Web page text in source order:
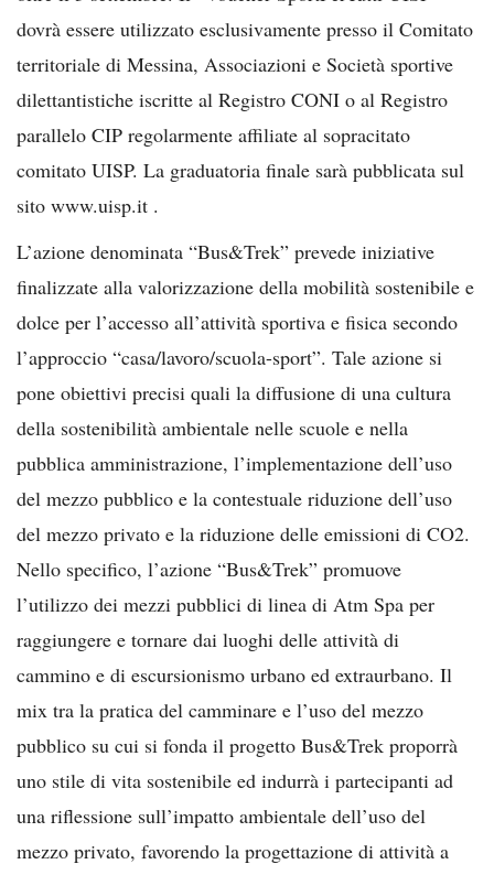
dovrà essere utilizzato esclusivamente presso il Comitato
territoriale di Messina, Associazioni e Società sportive
dilettantistiche iscritte al Registro CONI o al Registro
parallelo CIP regolarmente affiliate al sopracitato
comitato UISP. La graduatoria finale sarà pubblicata sul
sito www.uisp.it .
L’azione denominata “Bus&Trek” prevede iniziative
finalizzate alla valorizzazione della mobilità sostenibile e
dolce per l’accesso all’attività sportiva e fisica secondo
l’approccio “casa/lavoro/scuola-sport”. Tale azione si
pone obiettivi precisi quali la diffusione di una cultura
della sostenibilità ambientale nelle scuole e nella
pubblica amministrazione, l’implementazione dell’uso
del mezzo pubblico e la contestuale riduzione dell’uso
del mezzo privato e la riduzione delle emissioni di CO2.
Nello specifico, l’azione “Bus&Trek” promuove
l’utilizzo dei mezzi pubblici di linea di Atm Spa per
raggiungere e tornare dai luoghi delle attività di
cammino e di escursionismo urbano ed extraurbano. Il
mix tra la pratica del camminare e l’uso del mezzo
pubblico su cui si fonda il progetto Bus&Trek proporrà
uno stile di vita sostenibile ed indurrà i partecipanti ad
una riflessione sull’impatto ambientale dell’uso del
mezzo privato, favorendo la progettazione di attività a